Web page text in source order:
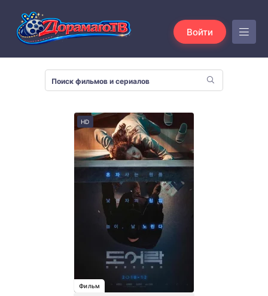
Войти
HD
Фильм